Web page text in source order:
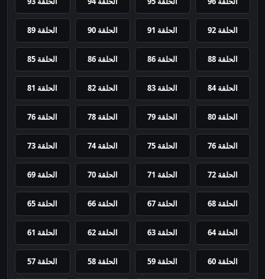
الحلقة 92 الحلقة 91 الحلقة 90 الحلقة 89
الحلقة 88 الحلقة 86 الحلقة 86 الحلقة 85
الحلقة 84 الحلقة 83 الحلقة 82 الحلقة 81
الحلقة 80 الحلقة 79 الحلقة 78 الحلقة 76
الحلقة 76 الحلقة 75 الحلقة 74 الحلقة 73
الحلقة 72 الحلقة 71 الحلقة 70 الحلقة 69
الحلقة 68 الحلقة 67 الحلقة 66 الحلقة 65
الحلقة 64 الحلقة 63 الحلقة 62 الحلقة 61
الحلقة 60 الحلقة 59 الحلقة 58 الحلقة 57